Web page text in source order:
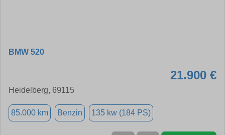
BMW 520
21.900 €
Heidelberg, 69115
85.000 km Benzin 135 kw (184 PS)